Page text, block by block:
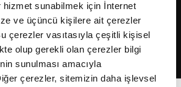
hizmet sunabilmek için İnternet
ve üçüncü kişilere ait çerezler
çerezler vasıtasıyla çeşitli kişisel
olup gerekli olan çerezler bilgi
sunulması amacıyla
çerezler, sitemizin daha işlevsel
hakları saklıdır.